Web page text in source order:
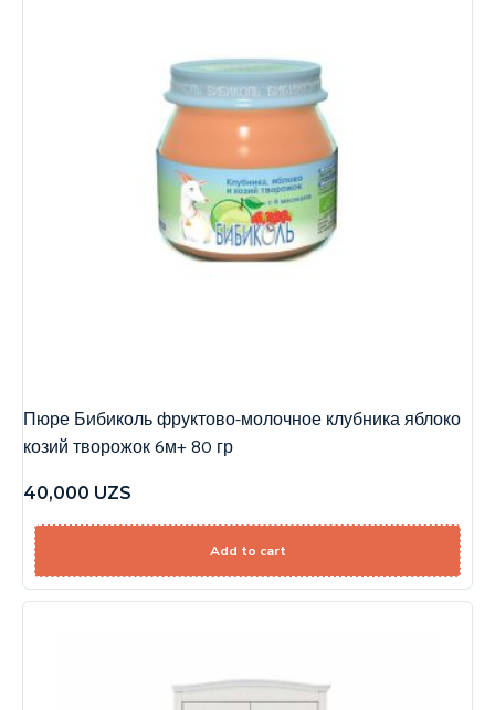
Пюре Бибиколь фруктово-молочное клубника яблоко
козий творожок 6м+ 80 гр
40,000 UZS
Add to cart